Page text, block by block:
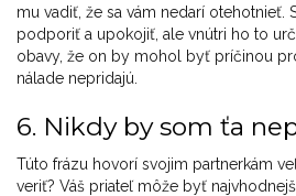
mu vadiť, že sa vám nedarí otehotnieť.
podporiť a upokojiť, ale vnútri ho to
obavy, že on by mohol byť príčinou
nálade nepridajú.
6. Nikdy by som ťa
Túto frázu hovorí svojim partnerkám
veriť? Váš priateľ môže byť